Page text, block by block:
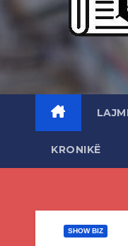
KRONIKË
SHOW BIZ